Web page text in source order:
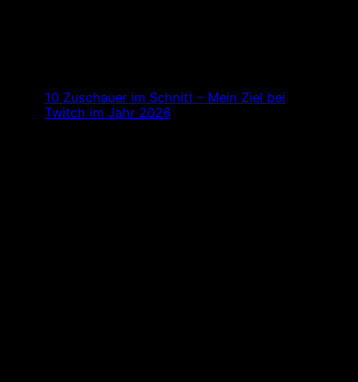
10 Zuschauer im Schnitt – Mein Ziel bei
Twitch im Jahr 2026